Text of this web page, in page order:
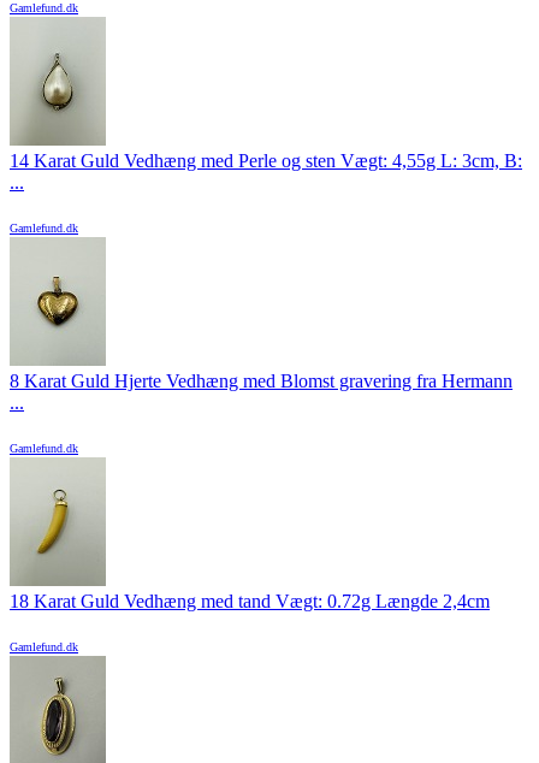
Gamlefund.dk
14 Karat Guld Vedhæng med Perle og sten Vægt: 4,55g L: 3cm, B:
...
Gamlefund.dk
8 Karat Guld Hjerte Vedhæng med Blomst gravering fra Hermann
...
Gamlefund.dk
18 Karat Guld Vedhæng med tand Vægt: 0.72g Længde 2,4cm
Gamlefund.dk